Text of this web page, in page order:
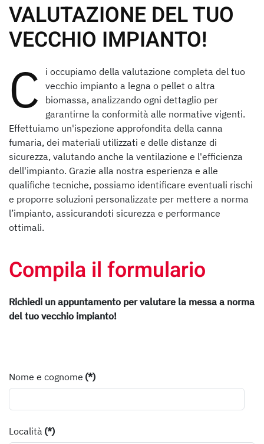
VALUTAZIONE DEL TUO
VECCHIO IMPIANTO!
C
i occupiamo della valutazione completa del tuo
vecchio impianto a legna o pellet o altra
biomassa, analizzando ogni dettaglio per
garantirne la conformità alle normative vigenti.
Effettuiamo un'ispezione approfondita della canna
fumaria, dei materiali utilizzati e delle distanze di
sicurezza, valutando anche la ventilazione e l'efficienza
dell'impianto. Grazie alla nostra esperienza e alle
qualifiche tecniche, possiamo identificare eventuali rischi
e proporre soluzioni personalizzate per mettere a norma
l’impianto, assicurandoti sicurezza e performance
ottimali.
Compila il formulario
Richiedi un appuntamento per valutare la messa a norma
del tuo vecchio impianto!
Nome e cognome (*)
Località (*)